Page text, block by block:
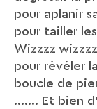
pour aplanir
pour tailler
Wizzzz
pour révéler
boucle de
....... Et bien